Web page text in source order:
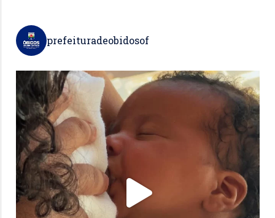
prefeituradeobidosof